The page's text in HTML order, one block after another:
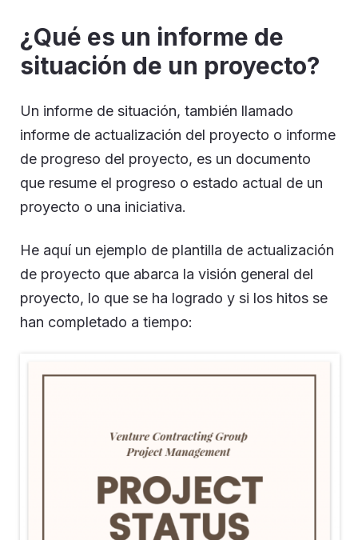
¿Qué es un informe de
situación de un proyecto?
Un informe de situación, también llamado
informe de actualización del proyecto o informe
de progreso del proyecto, es un documento
que resume el progreso o estado actual de un
proyecto o una iniciativa.
He aquí un ejemplo de plantilla de actualización
de proyecto que abarca la visión general del
proyecto, lo que se ha logrado y si los hitos se
han completado a tiempo: